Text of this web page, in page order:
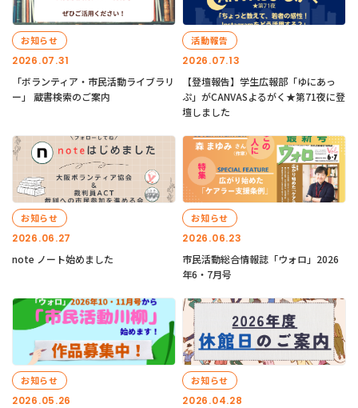
2026.07.31
お知らせ
「ボランティア・市民活動ライブラリ
ー」 蔵書検索のご案内
2026.07.13
活動報告
【登壇報告】学生広報部「ゆにあっ
ぷ」がCANVASよるがく★第71夜に登
壇しました
2026.06.27
お知らせ
note ノート始めました
2026.06.23
お知らせ
市民活動総合情報誌「ウォロ」2026
年6・7月号
2026.05.26
お知らせ
2026.04.28
お知らせ